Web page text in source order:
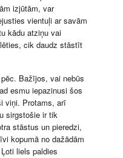
izjūtām, var
vientuļi ar savām
kādu atziņu vai
cik daudz stāstīt
Bažījos, vai nebūs
esmu iepazinusi šos
viņi. Protams, arī
sirgstošie ir tik
stāstus un pieredzi,
kopumā no dažādām
liels paldies